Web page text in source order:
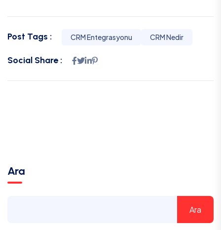
Post Tags : CRM Entegrasyonu CRM Nedir
Social Share :
Ara
Ara